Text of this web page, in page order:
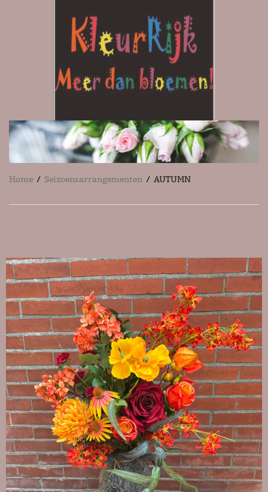
Home / Seizoensarrangementen / AUTUMN